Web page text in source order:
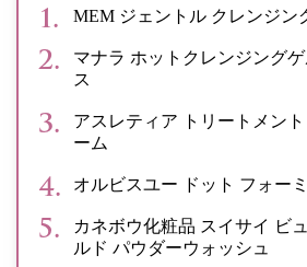
MEM ジェントル クレンジン
マナラ ホットクレンジング
ス
アスレティア トリートメン
ーム
オルビスユー ドット フォー
カネボウ化粧品 スイサイ ビ
ルド パウダーウォッシュ